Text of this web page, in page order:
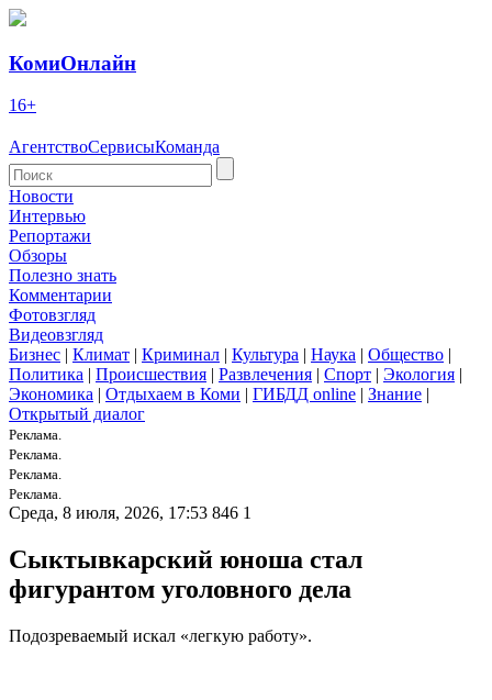
КомиОнлайн
16+
АгентствоСервисыКоманда
Новости
Интервью
Репортажи
Обзоры
Полезно знать
Комментарии
Фотовзгляд
Видеовзгляд
Бизнес | Климат | Криминал | Культура | Наука | Общество |
Политика | Происшествия | Развлечения | Спорт | Экология |
Экономика | Отдыхаем в Коми | ГИБДД online | Знание |
Открытый диалог
Реклама.
Реклама.
Реклама.
Реклама.
Среда, 8 июля, 2026, 17:53 846 1
Сыктывкарский юноша стал
фигурантом уголовного дела
Подозреваемый искал «легкую работу».